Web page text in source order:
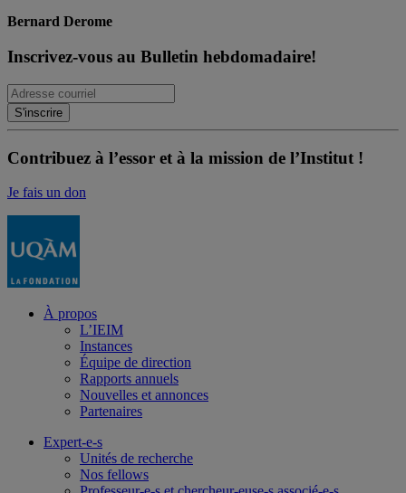
Bernard Derome
Inscrivez-vous au Bulletin hebdomadaire!
Contribuez à l’essor et à la mission de l’Institut !
Je fais un don
À propos
L’IEIM
Instances
Équipe de direction
Rapports annuels
Nouvelles et annonces
Partenaires
Expert-e-s
Unités de recherche
Nos fellows